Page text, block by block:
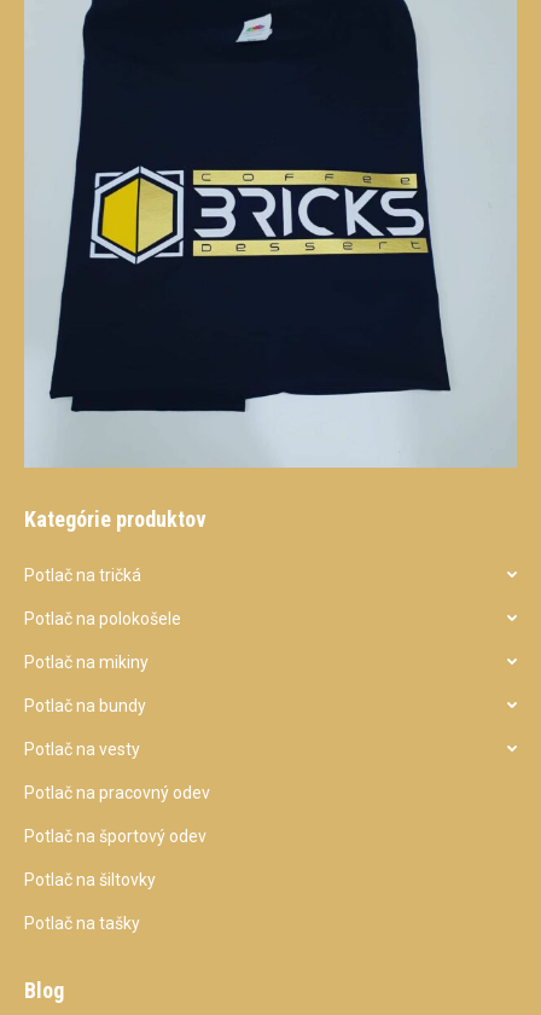
Kategórie produktov
Potlač na tričká
Potlač na polokošele
Potlač na mikiny
Potlač na bundy
Potlač na vesty
Potlač na pracovný odev
Potlač na športový odev
Potlač na šiltovky
Potlač na tašky
Blog